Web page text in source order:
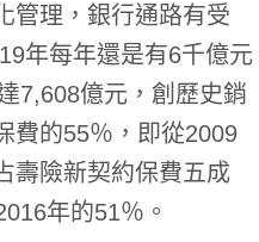
管理，銀行通路有受
年每年還是有6千億元
7,608億元，創歷史銷
費的55％，即從2009
壽險新契約保費五成
年的51％。